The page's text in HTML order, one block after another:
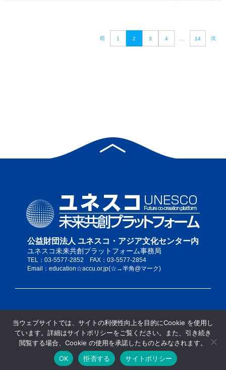
前 1 2 3 4 14 次
公益財団法人 ユネスコ・アジア文化センター内
ユネスコ未来共創プラットフォーム事務局
TEL：03-5577-2852 FAX：03-5577-2854
Email：education☆accu.or.jp(☆→半角@マーク)
サイトポリシー
当サイトの推奨ブラウザ
サイトマップ
当ウェブサイトでは、サイトの利便性向上を目的にCookie を使用し
ています。詳細はサイトポリシーをご覧ください。また、引き続き
閲覧する場合、Cookie の使用を承諾したものとみなされます。
OK
拒否する サイトポリシー